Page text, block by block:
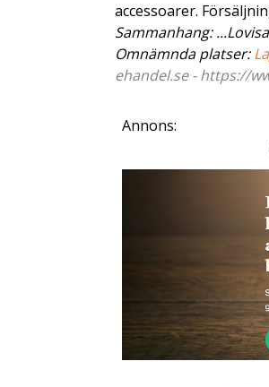
accessoarer.
Sammanhang:
Omnämnda platser:
ehandel.se - https://
Annons: